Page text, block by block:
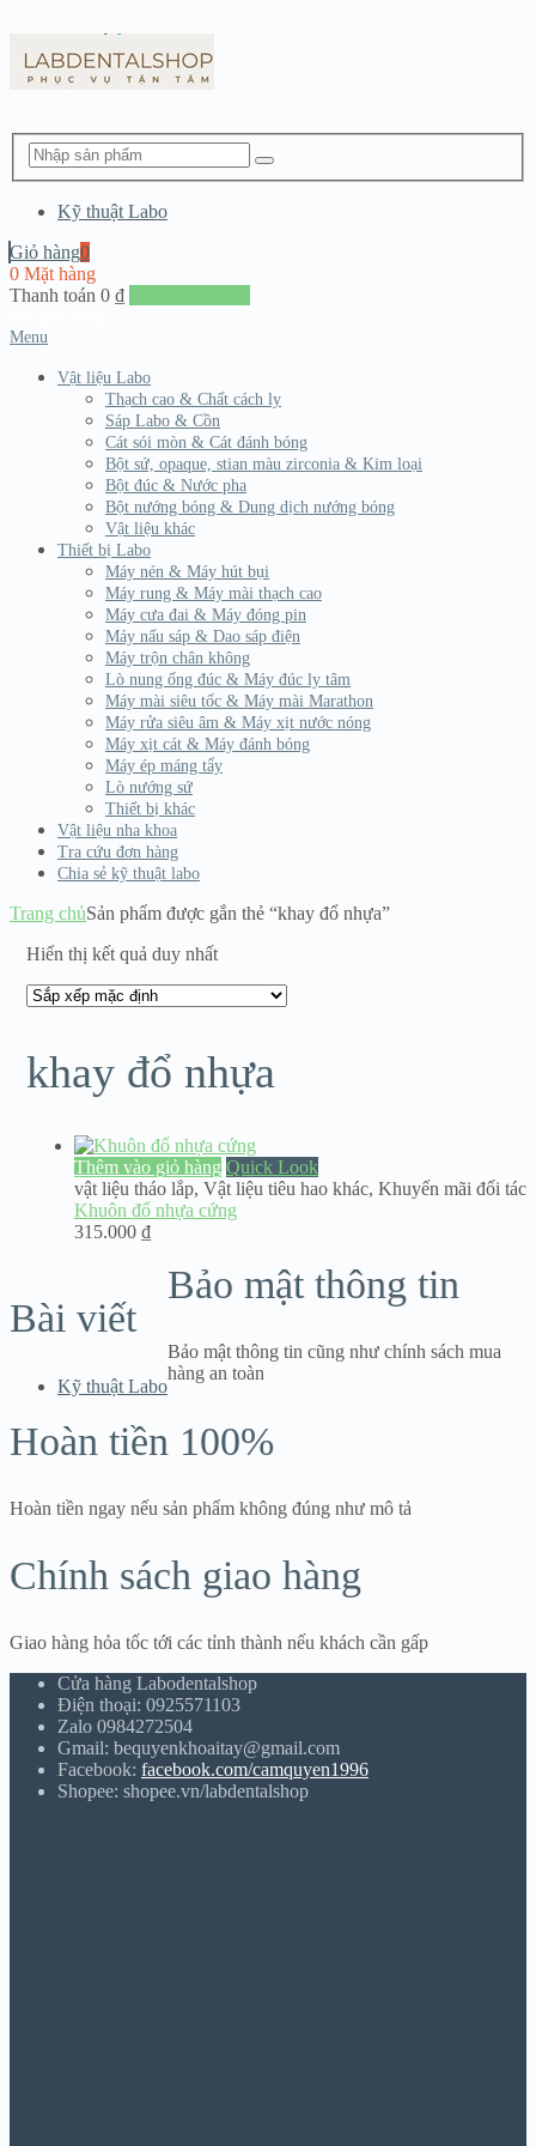
Kỹ thuật Labo
Giỏ hàng0
0 Mặt hàng
Thanh toán 0 ₫
Menu
Vật liệu Labo
Thạch cao & Chất cách ly
Sáp Labo & Cồn
Cát sói mòn & Cát đánh bóng
Bột sứ, opaque, stian màu zirconia & Kim loại
Bột đúc & Nước pha
Bột nướng bóng & Dung dịch nướng bóng
Vật liệu khác
Thiết bị Labo
Máy nén & Máy hút bụi
Máy rung & Máy mài thạch cao
Máy cưa đai & Máy đóng pin
Máy nấu sáp & Dao sáp điện
Máy trộn chân không
Lò nung ống đúc & Máy đúc ly tâm
Máy mài siêu tốc & Máy mài Marathon
Máy rửa siêu âm & Máy xịt nước nóng
Máy xịt cát & Máy đánh bóng
Máy ép máng tẩy
Lò nướng sứ
Thiết bị khác
Vật liệu nha khoa
Tra cứu đơn hàng
Chia sẻ kỹ thuật labo
Trang chủSản phẩm được gắn thẻ “khay đổ nhựa”
Hiển thị kết quả duy nhất
khay đổ nhựa
Thêm vào giỏ hàng Quick Look
vật liệu tháo lắp, Vật liệu tiêu hao khác, Khuyến mãi đối tác
Khuôn đổ nhựa cứng
315.000 ₫
Bài viết
Kỹ thuật Labo
Bảo mật thông tin
Bảo mật thông tin cũng như chính sách mua
hàng an toàn
Hoàn tiền 100%
Hoàn tiền ngay nếu sản phẩm không đúng như mô tả
Chính sách giao hàng
Giao hàng hỏa tốc tới các tỉnh thành nếu khách cần gấp
Cửa hàng Labodentalshop
Điện thoại: 0925571103
Zalo 0984272504
Gmail: bequyenkhoaitay@gmail.com
Facebook: facebook.com/camquyen1996
Shopee: shopee.vn/labdentalshop